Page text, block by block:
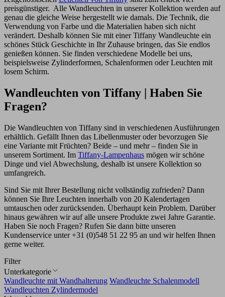
preisgünstiger. Alle Wandleuchten in unserer Kollektion werden auf
genau die gleiche Weise hergestellt wie damals. Die Technik, die
Verwendung von Farbe und die Materialien haben sich nicht
verändert. Deshalb können Sie mit einer Tiffany Wandleuchte ein
schönes Stück Geschichte in Ihr Zuhause bringen, das Sie endlos
genießen können. Sie finden verschiedene Modelle bei uns,
beispielsweise Zylinderformen, Schalenformen oder Leuchten mit
losem Schirm.
Wandleuchten von Tiffany | Haben Sie
Fragen?
Die Wandleuchten von Tiffany sind in verschiedenen Ausführungen
erhältlich. Gefällt Ihnen das Libellenmuster oder bevorzugen Sie
eine Variante mit Früchten? Beide – und mehr – finden Sie in
unserem Sortiment. Im Tiffany-Lampenhaus mögen wir schöne
Dinge und viel Abwechslung, deshalb ist unsere Kollektion so
umfangreich.
Sind Sie mit Ihrer Bestellung nicht vollständig zufrieden? Dann
können Sie Ihre Leuchten innerhalb von 20 Kalendertagen
umtauschen oder zurücksenden. Überhaupt kein Problem. Darüber
hinaus gewähren wir auf alle unsere Produkte zwei Jahre Garantie.
Haben Sie noch Fragen? Rufen Sie dann bitte unseren
Kundenservice unter +31 (0)548 51 22 95 an und wir helfen Ihnen
gerne weiter.
Filter
Unterkategorie
Wandleuchte mit Wandhalterung Wandleuchte Schalenmodell
Wandleuchten Zylindermodel